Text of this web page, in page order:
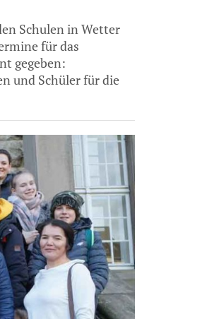
Schulen in Wetter
für das
gegeben:
und Schüler für die